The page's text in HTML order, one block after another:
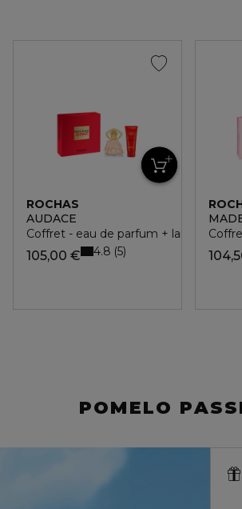
ROCHAS
AUDACE
Coffret - eau de parfum + lait corps
105,00 € 4.8 5
POMELO